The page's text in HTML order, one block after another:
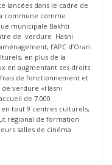
lancées dans le cadre de
commune comme
municipale Bakhti
de verdure Hasni
l’APC d’Oran
en plus de la
en augmentant ses droits
de fonctionnement et
verdure «Hasni
de 7.000
tout 9 centres culturels,
régional de formation
salles de cinéma.